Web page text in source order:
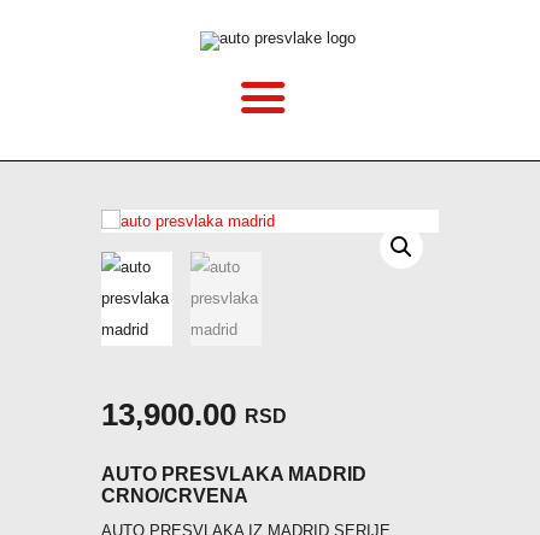
CENOVNIK
VELIČINE
BLOG
13,900.00 RSD
AUTO PRESVLAKA MADRID
CRNO/CRVENA
AUTO PRESVLAKA IZ MADRID SERIJE